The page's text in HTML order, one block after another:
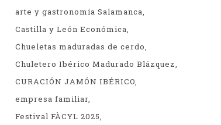
arte y gastronomía Salamanca
Castilla y León Económica
Chueletas maduradas de cerdo
Chuletero Ibérico Madurado Blázquez
CURACIÓN JAMÓN IBÉRICO
empresa familiar
Festival FÀCYL 2025